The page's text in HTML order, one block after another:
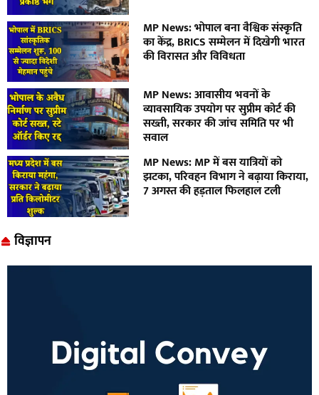
MP News: भोपाल बना वैश्विक संस्कृति
का केंद्र, BRICS सम्मेलन में दिखेगी भारत
की विरासत और विविधता
MP News: आवासीय भवनों के
व्यावसायिक उपयोग पर सुप्रीम कोर्ट की
सख्ती, सरकार की जांच समिति पर भी
सवाल
MP News: MP में बस यात्रियों को
झटका, परिवहन विभाग ने बढ़ाया किराया,
7 अगस्त की हड़ताल फिलहाल टली
विज्ञापन